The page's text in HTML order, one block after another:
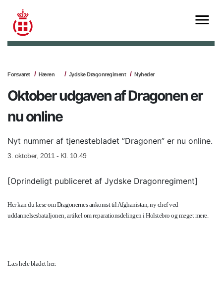
Forsvaret Hæren Jydske Dragonregiment Nyheder
Oktober udgaven af Dragonen er
nu online
Nyt nummer af tjenestebladet ”Dragonen” er nu online.
3. oktober, 2011 - Kl. 10.49
[Oprindeligt publiceret af Jydske Dragonregiment]
Her kan du læse om Dragonernes ankomst til Afghanistan, ny chef ved
uddannelsesbataljonen, artikel om reparationsdelingen i Holstebro og meget mere.
Læs hele bladet her.